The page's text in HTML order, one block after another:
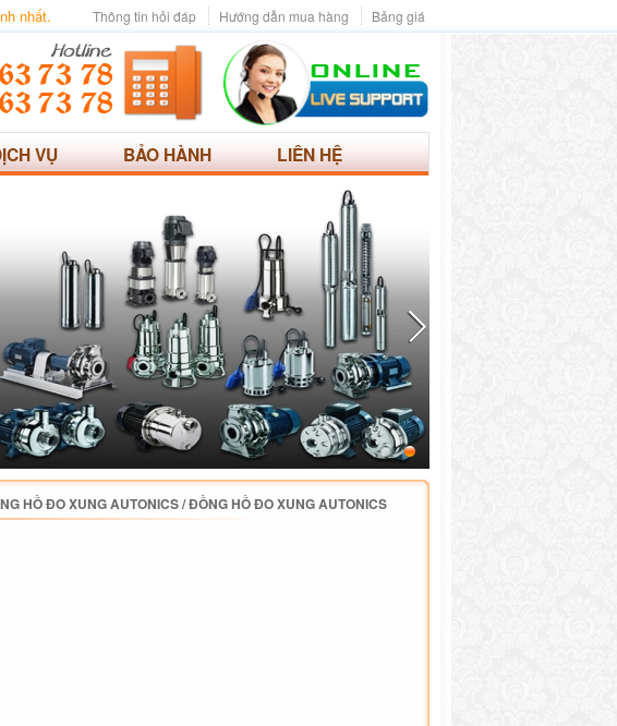
nhất. Bảng giá
Hướng dẫn mua hàng
Thông tin hỏi đáp
VỤ BẢO HÀNH LIÊN HỆ
HỒ ĐO XUNG AUTONICS/ĐỒNG HỒ ĐO XUNG AUTONICS